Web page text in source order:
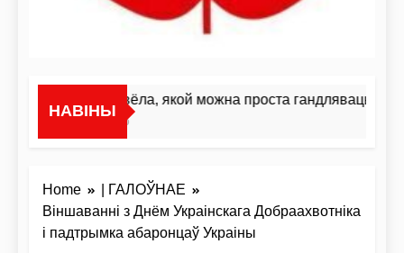
НАВІНЫ
«Я не жывёла, якой можна проста гандляваць»У
Home
| ГАЛОЎНАЕ
Віншаванні з Днём Украінскага Добраахвотніка
і падтрымка абаронцаў Украіны